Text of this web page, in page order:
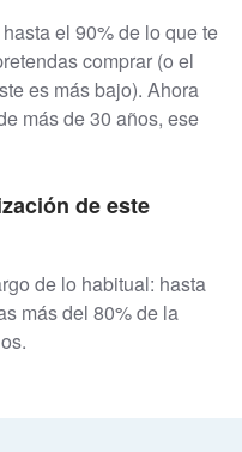
el 90% de lo que te
comprar (o el
es más bajo). Ahora
más de 30 años, ese
de este
de lo habitual: hasta
más del 80% de la